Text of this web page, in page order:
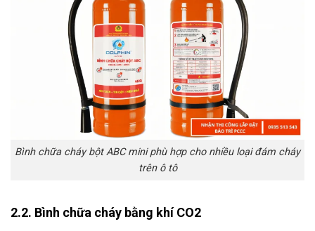
Bình chữa cháy bột ABC mini phù hợp cho nhiều loại đám cháy
trên ô tô
2.2. Bình chữa cháy bằng khí CO2